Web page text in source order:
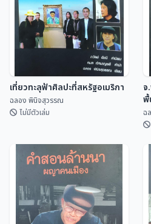
ฉลอง พินิจสุวรรณ
เที่ยวทะลุฟ้าศิลปะที่
สหรัฐอเมริกา
ฉลอง พินิจสุวรรณ
เที่ยวทะลุฟ้าศิลปะที่สหรัฐอเมริกา
ฉลอง พินิจสุวรรณ
ไม่มีตัวเล่ม
จ
พื้
ฉ